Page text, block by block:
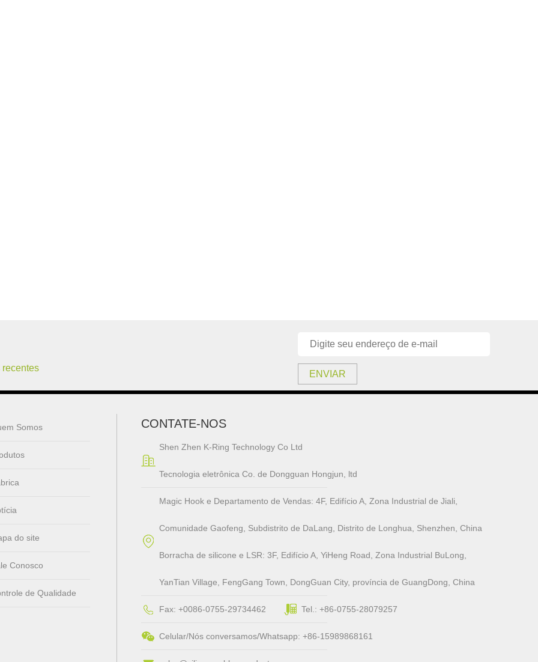
recentes
ENVIAR
Somos
do site
Conosco
de Qualidade
CONTATE-NOS
Shen Zhen K-Ring Technology Co Ltd
Tecnologia eletrônica Co. de Dongguan Hongjun, ltd
Magic Hook e Departamento de Vendas: 4F, ​​Edifício A, Zona Industrial de Jiali,
Comunidade Gaofeng, Subdistrito de DaLang, Distrito de Longhua, Shenzhen, China
Borracha de silicone e LSR: 3F, Edifício A, YiHeng Road, Zona Industrial BuLong,
YanTian Village, FengGang Town, DongGuan City, província de GuangDong, China
Fax: +0086-0755-29734462 Tel.: +86-0755-28079257
Celular/Nós conversamos/Whatsapp: +86-15989868161